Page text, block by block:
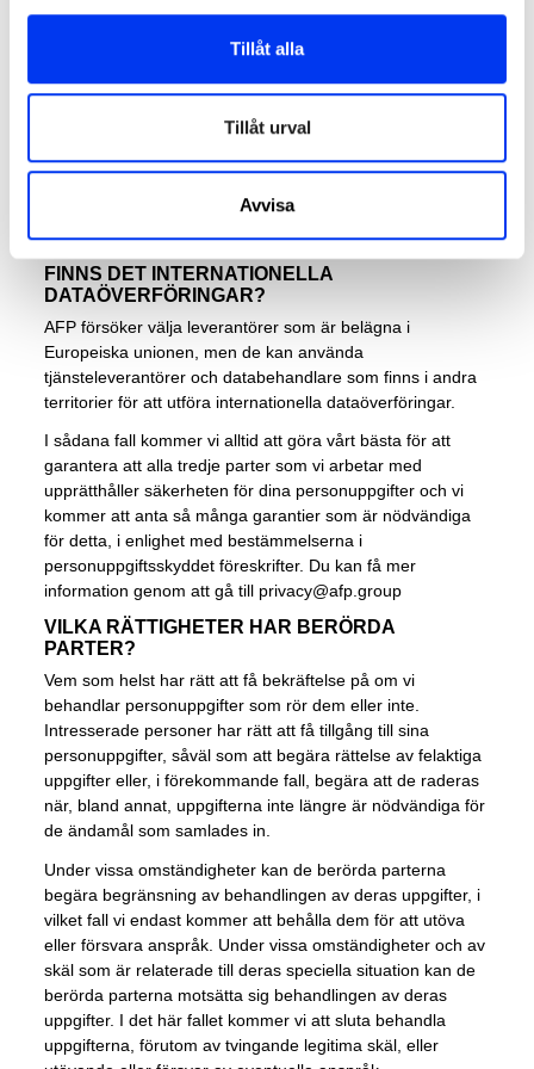
Tillåt alla
Tillåt urval
Avvisa
Webbhotell företag.
Leverantörer av finansiella tjänster.
kommer att vara tillgängliga för offentliga förvaltningar,
domare och domstolar, för att uppmärksamma det
personuppgifter.
Vill du ha mer information kan du kontakta AFP via e-post
privacy@afp.group
FINNS DET INTERNATIONELLA
DATAÖVERFÖRINGAR?
AFP försöker välja leverantörer som är belägna i
Europeiska unionen, men de kan använda
tjänsteleverantörer och databehandlare som finns i andra
territorier för att utföra internationella dataöverföringar.
I sådana fall kommer vi alltid att göra vårt bästa för att
garantera att alla tredje parter som vi arbetar med
upprätthåller säkerheten för dina personuppgifter och vi
kommer att anta så många garantier som är nödvändiga
för detta, i enlighet med bestämmelserna i
personuppgiftsskyddet föreskrifter. Du kan få mer
information genom att gå till privacy@afp.group
VILKA RÄTTIGHETER HAR BERÖRDA
PARTER?
Vem som helst har rätt att få bekräftelse på om vi
behandlar personuppgifter som rör dem eller inte.
Intresserade personer har rätt att få tillgång till sina
personuppgifter, såväl som att begära rättelse av felaktiga
uppgifter eller, i förekommande fall, begära att de raderas
när, bland annat, uppgifterna inte längre är nödvändiga för
de ändamål som samlades in.
Under vissa omständigheter kan de berörda parterna
begära begränsning av behandlingen av deras uppgifter, i
vilket fall vi endast kommer att behålla dem för att utöva
eller försvara anspråk. Under vissa omständigheter och av
skäl som är relaterade till deras speciella situation kan de
berörda parterna motsätta sig behandlingen av deras
uppgifter. I det här fallet kommer vi att sluta behandla
uppgifterna, förutom av tvingande legitima skäl, eller